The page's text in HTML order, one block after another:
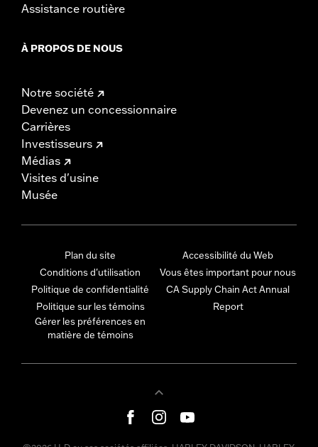
Assistance routière
À PROPOS DE NOUS
Notre société
Devenez un concessionnaire
Carrières
Investisseurs
Médias
Visites d'usine
Musée
Plan du site
Conditions d'utilisation
Politique de confidentialité
Politique sur les témoins
Gérer les préférences en
matière de témoins
Accessibilité du Web
Vous êtes important pour nous
CA Supply Chain Act Annual
Report